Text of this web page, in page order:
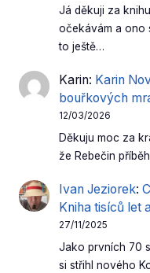
Já děkuji za
očekávám a ono
to ještě…
Karin: Karin
bouřkových
12/03/2026
Děkuju moc za
že Rebečin
Ivan Jeziorek:
Kniha tisíců let
27/11/2025
Jako prvních 70
si střihl nového